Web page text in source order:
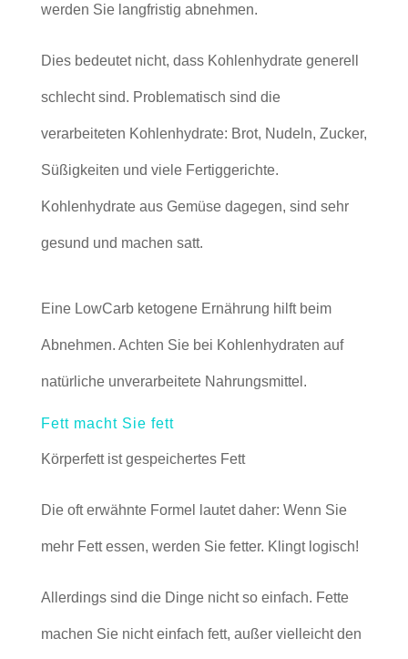
werden Sie langfristig abnehmen.
Dies bedeutet nicht, dass Kohlenhydrate generell
schlecht sind. Problematisch sind die
verarbeiteten Kohlenhydrate: Brot, Nudeln, Zucker,
Süßigkeiten und viele Fertiggerichte.
Kohlenhydrate aus Gemüse dagegen, sind sehr
gesund und machen satt.
Eine LowCarb ketogene Ernährung hilft beim
Abnehmen. Achten Sie bei Kohlenhydraten auf
natürliche unverarbeitete Nahrungsmittel.
Fett macht Sie fett
Körperfett ist gespeichertes Fett
Die oft erwähnte Formel lautet daher: Wenn Sie
mehr Fett essen, werden Sie fetter. Klingt logisch!
Allerdings sind die Dinge nicht so einfach. Fette
machen Sie nicht einfach fett, außer vielleicht den